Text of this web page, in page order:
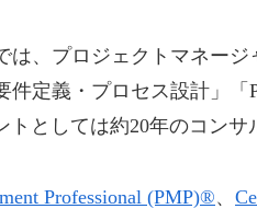
は、プロジェクトマネー
件定義・プロセス設計」
としては約20年のコンサ
Professional (PMP)®、